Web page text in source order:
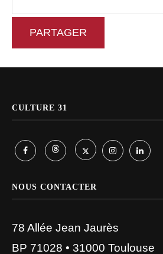
PARTAGER
CULTURE 31
NOUS CONTACTER
78 Allée Jean Jaurès
BP 71028 • 31000 Toulouse